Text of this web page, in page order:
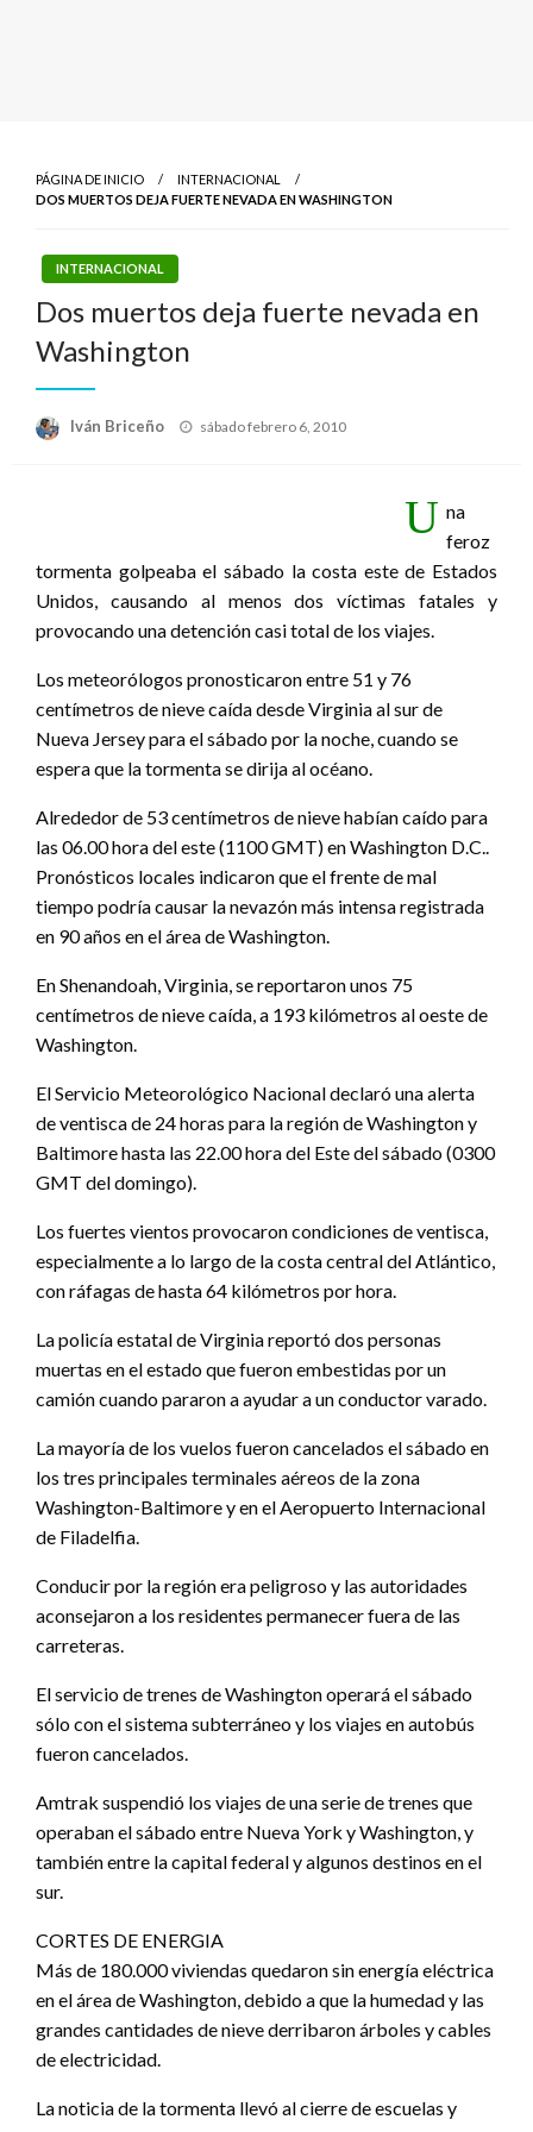
PÁGINA DE INICIO
INTERNACIONAL
DOS MUERTOS DEJA FUERTE NEVADA EN WASHINGTON
INTERNACIONAL
Dos muertos deja fuerte nevada en
Washington
Iván Briceño
Publicado
sábado febrero 6, 2010
U na
feroz
tormenta golpeaba el sábado la costa este de Estados
Unidos, causando al menos dos víctimas fatales y
provocando una detención casi total de los viajes.
Los meteorólogos pronosticaron entre 51 y 76
centímetros de nieve caída desde Virginia al sur de
Nueva Jersey para el sábado por la noche, cuando se
espera que la tormenta se dirija al océano.
Alrededor de 53 centímetros de nieve habían caído para
las 06.00 hora del este (1100 GMT) en Washington D.C..
Pronósticos locales indicaron que el frente de mal
tiempo podría causar la nevazón más intensa registrada
en 90 años en el área de Washington.
En Shenandoah, Virginia, se reportaron unos 75
centímetros de nieve caída, a 193 kilómetros al oeste de
Washington.
El Servicio Meteorológico Nacional declaró una alerta
de ventisca de 24 horas para la región de Washington y
Baltimore hasta las 22.00 hora del Este del sábado (0300
GMT del domingo).
Los fuertes vientos provocaron condiciones de ventisca,
especialmente a lo largo de la costa central del Atlántico,
con ráfagas de hasta 64 kilómetros por hora.
La policía estatal de Virginia reportó dos personas
muertas en el estado que fueron embestidas por un
camión cuando pararon a ayudar a un conductor varado.
La mayoría de los vuelos fueron cancelados el sábado en
los tres principales terminales aéreos de la zona
Washington-Baltimore y en el Aeropuerto Internacional
de Filadelfia.
Conducir por la región era peligroso y las autoridades
aconsejaron a los residentes permanecer fuera de las
carreteras.
El servicio de trenes de Washington operará el sábado
sólo con el sistema subterráneo y los viajes en autobús
fueron cancelados.
Amtrak suspendió los viajes de una serie de trenes que
operaban el sábado entre Nueva York y Washington, y
también entre la capital federal y algunos destinos en el
sur.
CORTES DE ENERGIA
Más de 180.000 viviendas quedaron sin energía eléctrica
en el área de Washington, debido a que la humedad y las
grandes cantidades de nieve derribaron árboles y cables
de electricidad.
La noticia de la tormenta llevó al cierre de escuelas y